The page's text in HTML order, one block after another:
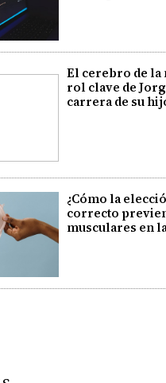
El cerebro de la
rol clave de
carrera de su
¿Cómo la
correcto
musculares en